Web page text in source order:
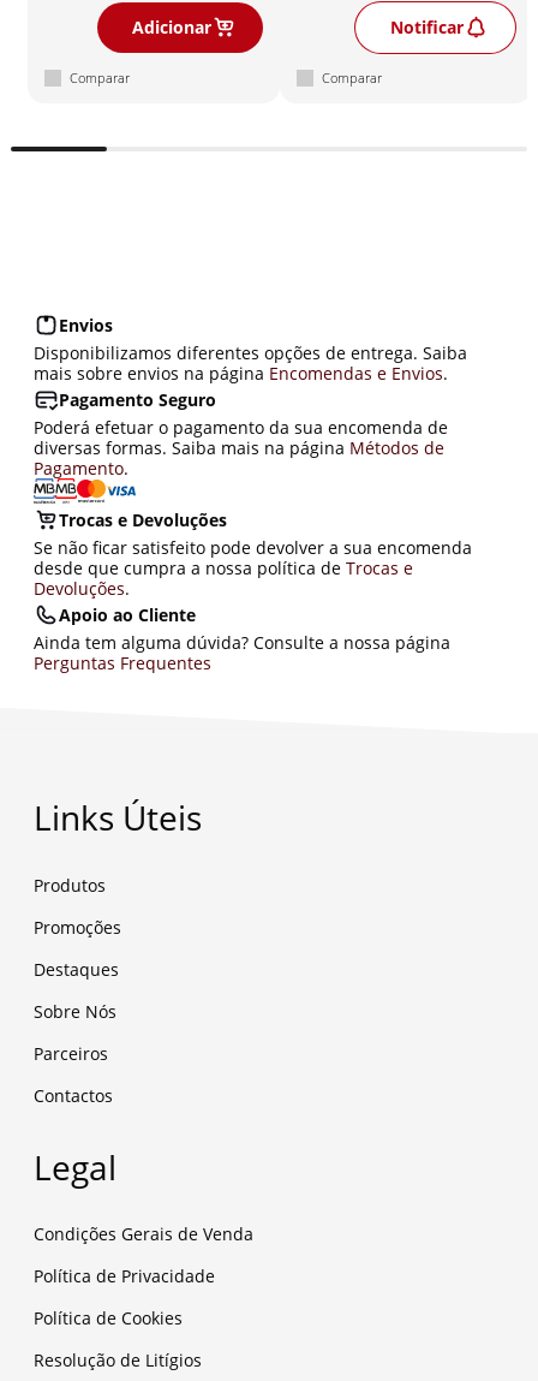
Adicionar
Comparar
Notificar
Comparar
Envios
Disponibilizamos diferentes opções de entrega. Saiba
mais sobre envios na página Encomendas e Envios.
Pagamento Seguro
Poderá efetuar o pagamento da sua encomenda de
diversas formas. Saiba mais na página Métodos de
Pagamento.
Trocas e Devoluções
Se não ficar satisfeito pode devolver a sua encomenda
desde que cumpra a nossa política de Trocas e
Devoluções.
Apoio ao Cliente
Ainda tem alguma dúvida? Consulte a nossa página
Perguntas Frequentes
Links Úteis
Produtos
Promoções
Destaques
Sobre Nós
Parceiros
Contactos
Legal
Condições Gerais de Venda
Política de Privacidade
Política de Cookies
Resolução de Litígios